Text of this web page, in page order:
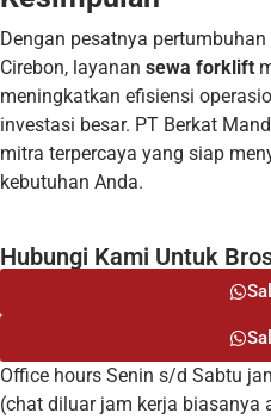
Dengan pesatnya
Cirebon, layanan sewa forklift
meningkatkan efisiensi
investasi besar. PT Berkat
mitra terpercaya yang siap
kebutuhan Anda.
Hubungi Kami Untuk
Office hours Senin s/d Sabtu
(chat diluar jam kerja biasanya